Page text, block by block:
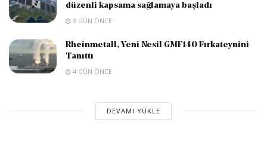
düzenli kapsama sağlamaya başladı
3 GÜN ÖNCE
Rheinmetall, Yeni Nesil GMF140 Fırkateynini
Tanıttı
4 GÜN ÖNCE
DEVAMI YÜKLE